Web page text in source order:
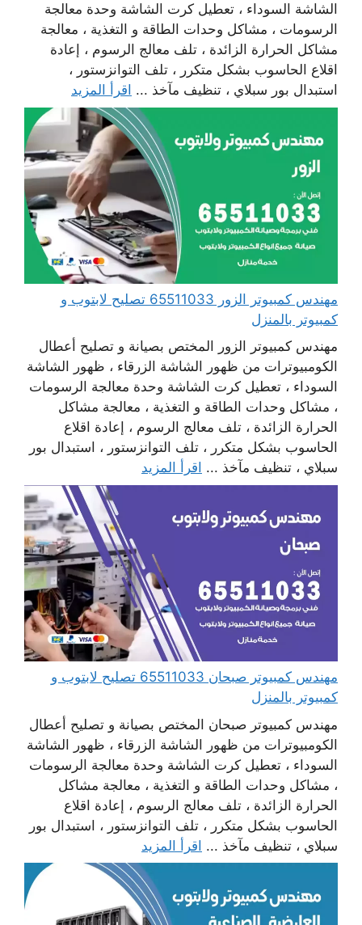
الشاشة السوداء ، تعطيل كرت الشاشة وحدة معالجة
الرسومات ، مشاكل وحدات الطاقة و التغذية ، معالجة
مشاكل الحرارة الزائدة ، تلف معالج الرسوم ، إعادة
اقلاع الحاسوب بشكل متكرر ، تلف التوانزستور ،
استبدال بور سبلاي ، تنظيف مآخذ ... اقرأ المزيد
مهندس كمبيوتر الزور 65511033 تصليح لابتوب و
كمبيوتر بالمنزل
مهندس كمبيوتر الزور المختص بصيانة و تصليح أعطال
الكومبيوترات من ظهور الشاشة الزرقاء ، ظهور الشاشة
السوداء ، تعطيل كرت الشاشة وحدة معالجة الرسومات
، مشاكل وحدات الطاقة و التغذية ، معالجة مشاكل
الحرارة الزائدة ، تلف معالج الرسوم ، إعادة اقلاع
الحاسوب بشكل متكرر ، تلف التوانزستور ، استبدال بور
سبلاي ، تنظيف مآخذ ... اقرأ المزيد
مهندس كمبيوتر صبحان 65511033 تصليح لابتوب و
كمبيوتر بالمنزل
مهندس كمبيوتر صبحان المختص بصيانة و تصليح أعطال
الكومبيوترات من ظهور الشاشة الزرقاء ، ظهور الشاشة
السوداء ، تعطيل كرت الشاشة وحدة معالجة الرسومات
، مشاكل وحدات الطاقة و التغذية ، معالجة مشاكل
الحرارة الزائدة ، تلف معالج الرسوم ، إعادة اقلاع
الحاسوب بشكل متكرر ، تلف التوانزستور ، استبدال بور
سبلاي ، تنظيف مآخذ ... اقرأ المزيد